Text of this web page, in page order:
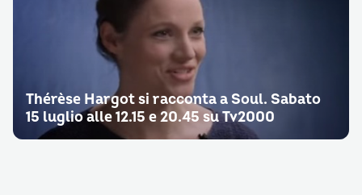
Thérèse Hargot si racconta a Soul. Sabato
15 luglio alle 12.15 e 20.45 su Tv2000